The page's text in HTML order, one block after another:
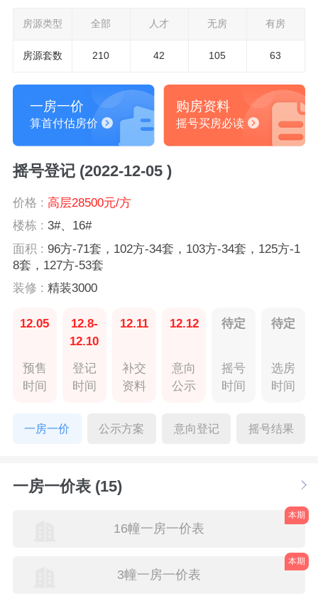
房源类型 全部 人才 无房 有房
房源套数 210 42 105 63
一房一价
算首付估房价
购房资料
摇号买房必读
摇号登记 (2022-12-05 )
价格 : 高层28500元/方
楼栋 : 3#、16#
面积 : 96方-71套，102方-34套，103方-34套，125方-1
8套，127方-53套
装修 : 精装3000
12.05
预售
时间
12.8-
12.10
登记
时间
12.11
补交
资料
12.12
意向
公示
待定
摇号
时间
待定
选房
时间
一房一价 公示方案 意向登记 摇号结果
一房一价表 (15)
16幢一房一价表
本期
3幢一房一价表
本期